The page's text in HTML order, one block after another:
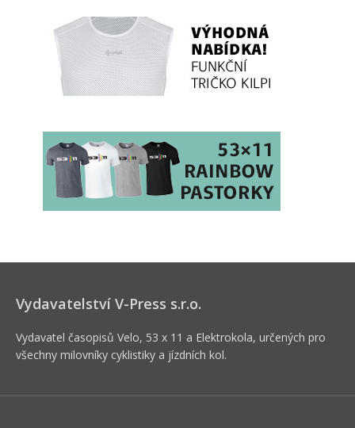
Vydavatelství V-Press s.r.o.
Vydavatel časopisů Velo, 53 x 11 a Elektrokola, určených pro
všechny milovníky cyklistiky a jízdních kol.